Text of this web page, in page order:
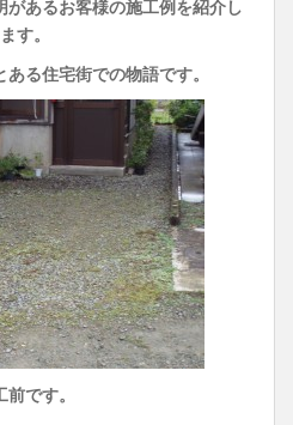
があるお客様の施工例を紹介し
ます。
る住宅街での物語です。
前です。